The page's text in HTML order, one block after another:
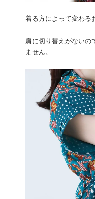
着る方によって変わる
肩に切り替えがないの
ません。